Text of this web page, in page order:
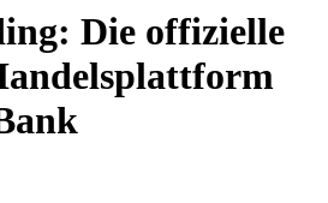
Die offizielle